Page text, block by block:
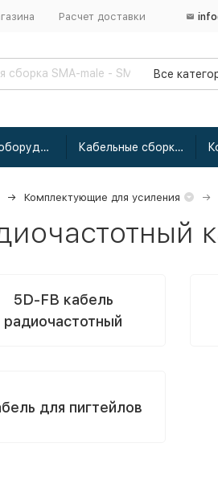
Расчет доставки
Все
Сетевое оборудование Кабельные сборки радиочастотные
Комплектующие для усиления
5D-FB кабель
радиочастотный
для пигтейлов